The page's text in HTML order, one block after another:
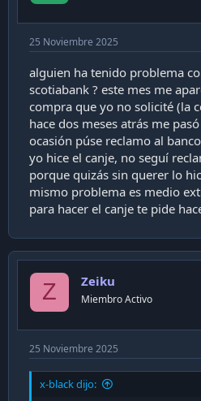
25 Noviembre 2025
alguien ha tenido problema
scotiabank ? este mes me
compra que yo no solicité (la
hace dos meses atrás me
ocasión púse reclamo al
yo hice el canje, no seguí
porque quizás sin querer lo
mismo problema es medio
para hacer el canje te pide
Z Zeiku
Miembro Activo
25 Noviembre 2025
x-black dijo: